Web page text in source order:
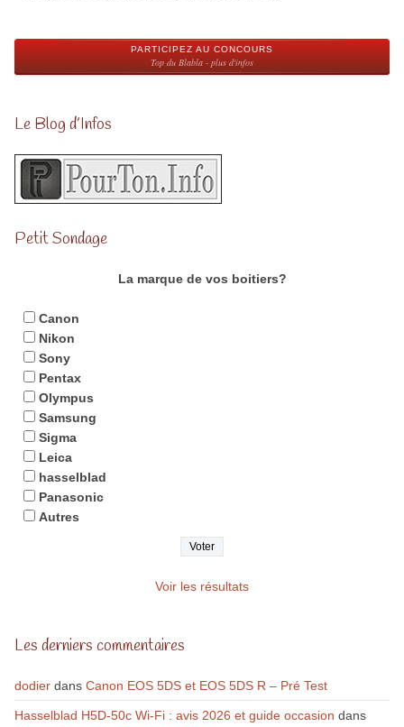
PARTICIPEZ AU CONCOURS
Top du Blabla - plus d'infos
Le Blog d’Infos
Petit Sondage
La marque de vos boitiers?
Canon
Nikon
Sony
Pentax
Olympus
Samsung
Sigma
Leica
hasselblad
Panasonic
Autres
Voir les résultats
Les derniers commentaires
dodierdans Canon EOS 5DS et EOS 5DS R – Pré Test
Hasselblad H5D-50c Wi-Fi : avis 2026 et guide occasion dans